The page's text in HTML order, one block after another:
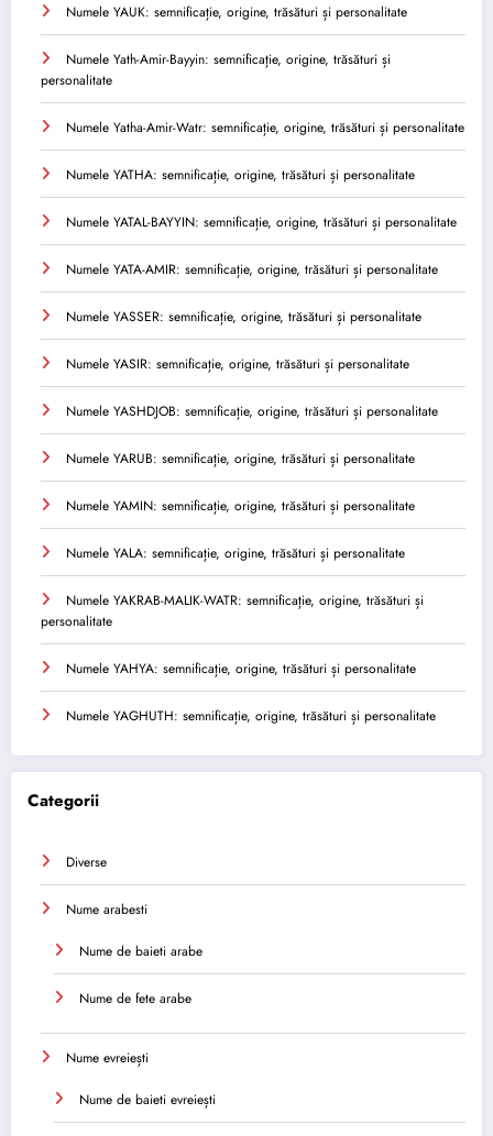
Numele YAUK: semnificație, origine, trăsături și personalitate
Numele Yath-Amir-Bayyin: semnificație, origine, trăsături și
personalitate
Numele Yatha-Amir-Watr: semnificație, origine, trăsături și personalitate
Numele YATHA: semnificație, origine, trăsături și personalitate
Numele YATAL-BAYYIN: semnificație, origine, trăsături și personalitate
Numele YATA-AMIR: semnificație, origine, trăsături și personalitate
Numele YASSER: semnificație, origine, trăsături și personalitate
Numele YASIR: semnificație, origine, trăsături și personalitate
Numele YASHDJOB: semnificație, origine, trăsături și personalitate
Numele YARUB: semnificație, origine, trăsături și personalitate
Numele YAMIN: semnificație, origine, trăsături și personalitate
Numele YALA: semnificație, origine, trăsături și personalitate
Numele YAKRAB-MALIK-WATR: semnificație, origine, trăsături și
personalitate
Numele YAHYA: semnificație, origine, trăsături și personalitate
Numele YAGHUTH: semnificație, origine, trăsături și personalitate
Categorii
Diverse
Nume arabesti
Nume de baieti arabe
Nume de fete arabe
Nume evreiești
Nume de baieti evreiești